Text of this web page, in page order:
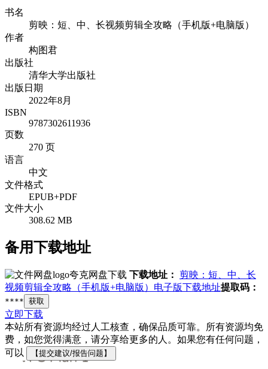
书名
剪映：短、中、长视频剪辑全攻略（手机版+电脑版）
作者
构图君
出版社
清华大学出版社
出版日期
2022年8月
ISBN
9787302611936
页数
270 页
语言
中文
文件格式
EPUB+PDF
文件大小
308.62 MB
备用下载地址
夸克网盘下载 下载地址： 剪映：短、中、长
视频剪辑全攻略（手机版+电脑版）电子版下载地址提取码：
**** 获取
立即下载
本站所有资源均经过人工核查，确保品质可靠。所有资源均免
费，如您觉得满意，请分享给更多的人。如果您有任何问题，
可以
【提交建议/报告问题】